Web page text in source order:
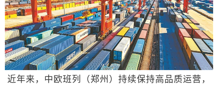
近年来，中欧班列（郑州）持续保持高品质运营，